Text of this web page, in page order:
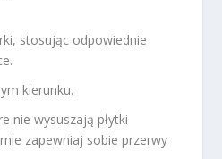
stosując odpowiednie
kierunku.
nie wysuszają płytki
zapewniaj sobie przerwy